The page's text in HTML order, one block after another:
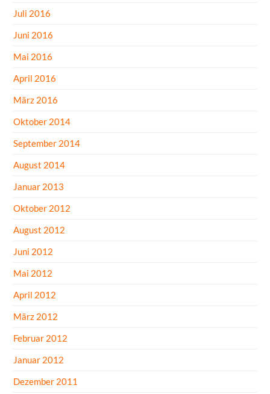
Juli 2016
Juni 2016
Mai 2016
April 2016
März 2016
Oktober 2014
September 2014
August 2014
Januar 2013
Oktober 2012
August 2012
Juni 2012
Mai 2012
April 2012
März 2012
Februar 2012
Januar 2012
Dezember 2011